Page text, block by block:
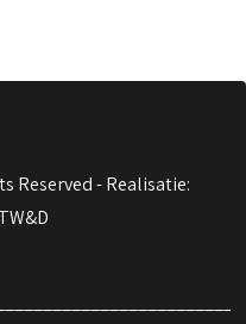
Reserved -Realisatie: